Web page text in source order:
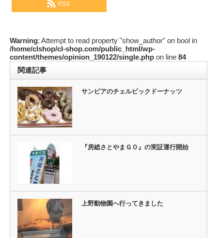
RSS
Warning: Attempt to read property "show_author" on bool in
/home/clshop/cl-shop.com/public_html/wp-
content/themes/opinion_190122/single.php on line 84
関連記事
サンピアのチェルビックドーナッツ
『房総さとやまＧＯ』の実証運行開始
上野動物園へ行ってきました